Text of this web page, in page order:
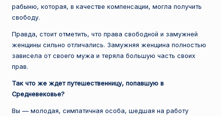
рабыню, которая, в качестве компенсации, могла получить
свободу.
Правда, стоит отметить, что права свободной и замужней
женщины сильно отличались. Замужняя женщина полностью
зависела от своего мужа и теряла большую часть своих
прав.
Так что же ждет путешественницу, попавшую в
Средневековье?
Вы — молодая, симпатичная особа, шедшая на работу